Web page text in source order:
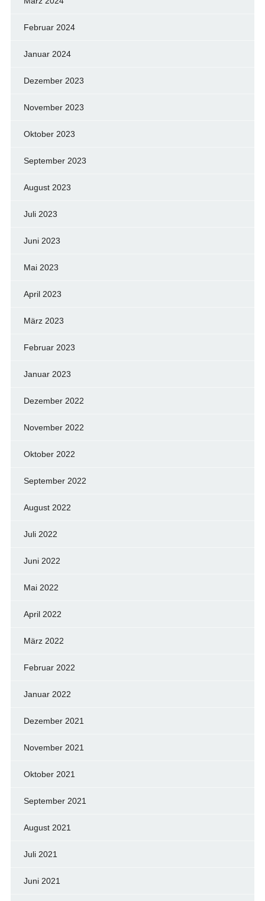
Februar 2024
Januar 2024
Dezember 2023
November 2023
Oktober 2023
September 2023
August 2023
Juli 2023
Juni 2023
Mai 2023
April 2023
März 2023
Februar 2023
Januar 2023
Dezember 2022
November 2022
Oktober 2022
September 2022
August 2022
Juli 2022
Juni 2022
Mai 2022
April 2022
März 2022
Februar 2022
Januar 2022
Dezember 2021
November 2021
Oktober 2021
September 2021
August 2021
Juli 2021
Juni 2021